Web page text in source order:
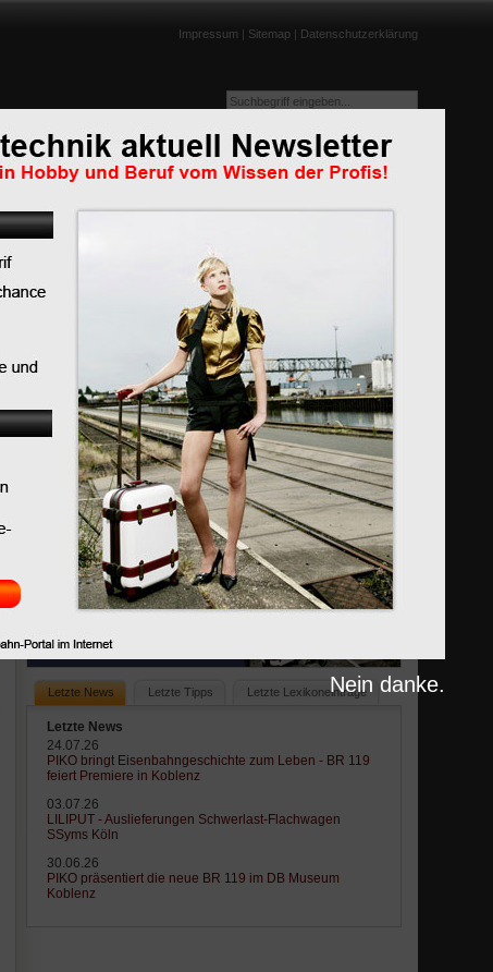
Impressum | Sitemap | Datenschutzerklärung
Tests Links Downloads Humor
Top-News
Weltpremiere in Chemnitz: PIKO begeistert Gäste aus
ganz Deutschland mit neuer TT-Lok BR 91.3 DR
PIKO präsentiert die neue BR 119 im DB Museum
LILIPUT - Auslieferungen Schwerlast-Flachwagen
PIKO bringt Eisenbahngeschichte zum Leben - BR 119
feiert Premiere in Koblenz
Letzte News Letzte Tipps Letzte Lexikoneinträge
Letzte News
24.07.26
PIKO bringt Eisenbahngeschichte zum Leben - BR 119
feiert Premiere in Koblenz
03.07.26
LILIPUT - Auslieferungen Schwerlast-Flachwagen
SSyms Köln
30.06.26
PIKO präsentiert die neue BR 119 im DB Museum
Koblenz
Nein danke.